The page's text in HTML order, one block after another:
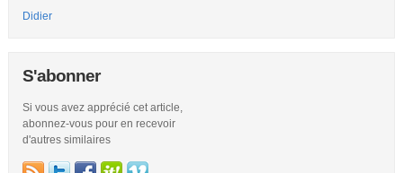
Didier
S'abonner
Si vous avez apprécié cet article,
abonnez-vous pour en recevoir
d'autres similaires